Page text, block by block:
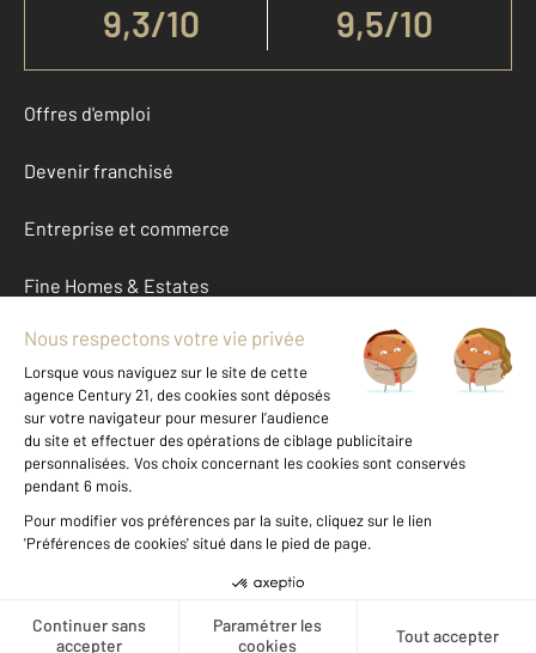
9,3/10 9,5/10
Offres d'emploi
Devenir franchisé
Entreprise et commerce
Fine Homes & Estates
À propos
International
Nous contacter
Données personnelles
Gestionnaire des cookies